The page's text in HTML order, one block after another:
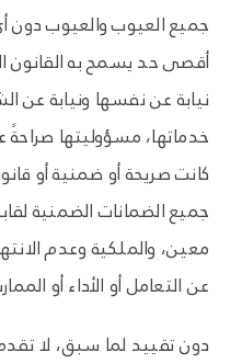
جميع العيوب والعيوب دون
أقصى حد يسمح به القانون
نيابة عن نفسها ونيابة عن
خدماتها، مسؤوليتها
كانت صريحة أو ضمنية أو
جميع الضمانات الضمنية
معين، والملكية وعدم
عن التعامل أو الأداء أو
دون تقييد لما سبق، لا